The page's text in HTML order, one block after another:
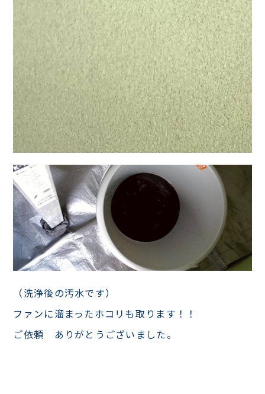
（洗浄後の汚水です）
ファンに溜まったホコリも取ります！！
ご依頼 ありがとうございました。